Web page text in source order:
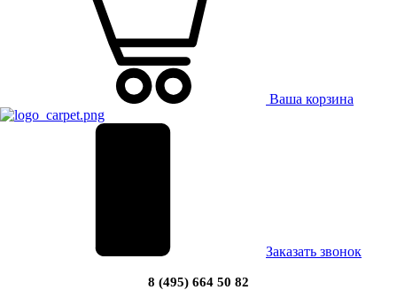
Ваша корзина
Заказать звонок
8 (495) 664 50 82